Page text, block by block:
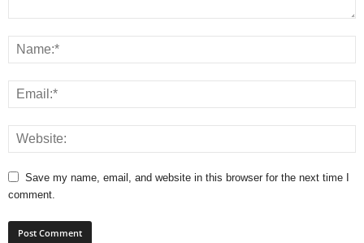
Save my name, email, and website in this browser for the next time I
comment.